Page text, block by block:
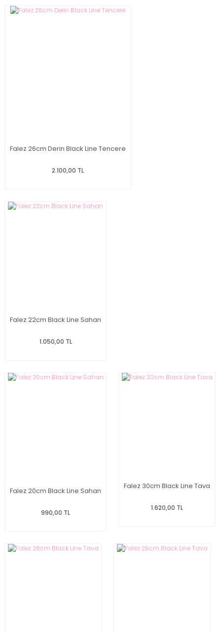
Falez 26cm Derin Black Line Tencere
2.100,00 TL
Falez 22cm Black Line Sahan
1.050,00 TL
Falez 20cm Black Line Sahan
990,00 TL
Falez 30cm Black Line Tava
1.620,00 TL